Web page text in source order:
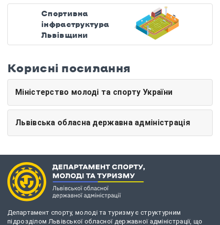
Спортивна
інфраструктура
Львівщини
Корисні посилання
Міністерство молоді та спорту України
Львівська обласна державна адміністрація
Департамент спорту, молоді та туризму є структурним
підрозділом Львівської обласної державної адміністрації, що